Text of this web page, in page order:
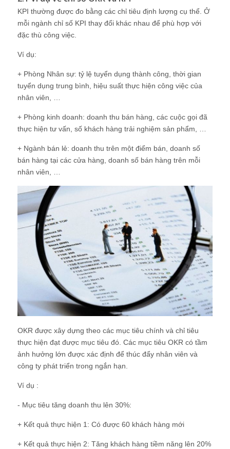
KPI thường được đo bằng các chỉ tiêu định lượng cụ thể. Ở
mỗi ngành chỉ số KPI thay đổi khác nhau để phù hợp với
đặc thù công việc.
Ví dụ:
+ Phòng Nhân sự: tỷ lệ tuyển dụng thành công, thời gian
tuyển dụng trung bình, hiệu suất thực hiện công việc của
nhân viên, …
+ Phòng kinh doanh: doanh thu bán hàng, các cuộc gọi đã
thực hiện tư vấn, số khách hàng trải nghiệm sản phẩm, …
+ Ngành bán lẻ: doanh thu trên một điểm bán, doanh số
bán hàng tại các cửa hàng, doanh số bán hàng trên mỗi
nhân viên, …
OKR được xây dựng theo các mục tiêu chính và chỉ tiêu
thực hiện đạt được mục tiêu đó. Các mục tiêu OKR có tầm
ảnh hưởng lớn được xác định để thúc đẩy nhân viên và
công ty phát triển trong ngắn hạn.
Ví dụ :
- Mục tiêu tăng doanh thu lên 30%:
+ Kết quả thực hiện 1: Có được 60 khách hàng mới
+ Kết quả thực hiện 2: Tăng khách hàng tiềm năng lên 20%